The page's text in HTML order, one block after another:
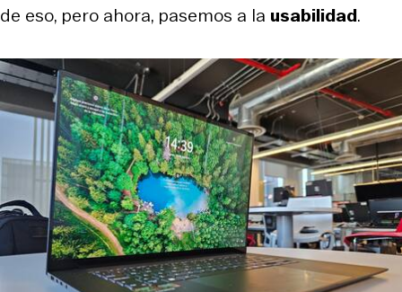
de eso, pero ahora, pasemos a la usabilidad.